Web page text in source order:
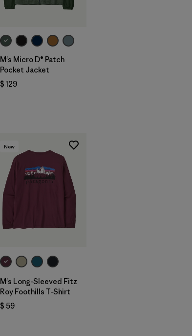
M's Micro D® Patch
Pocket Jacket
$ 129
New
M's Long-Sleeved Fitz
Roy Foothills T-Shirt
$ 59